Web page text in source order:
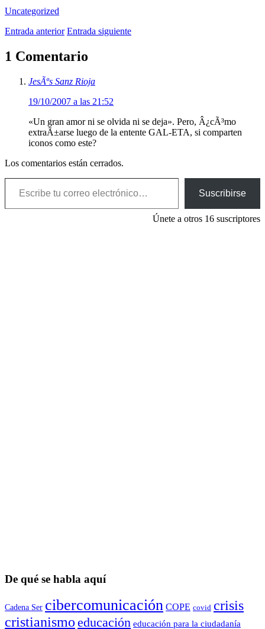
Uncategorized
Entrada anterior Entrada siguiente
1 Comentario
JesÃºs Sanz Rioja
19/10/2007 a las 21:52
«Un gran amor ni se olvida ni se deja». Pero, Â¿cÃ³mo
extraÃ±arse luego de la entente GAL-ETA, si comparten
iconos como este?
Los comentarios están cerrados.
Escribe tu correo electrónico…
Suscribirse
Únete a otros 16 suscriptores
De qué se habla aquí
Cadena Ser cibercomunicación COPE covid crisis
cristianismo educación educación para la ciudadaní­a